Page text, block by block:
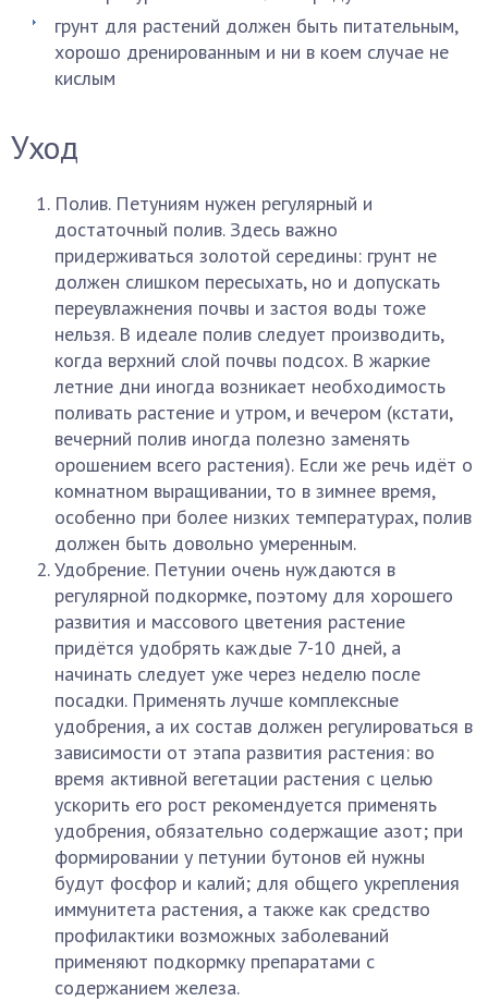
грунт для растений должен быть питательным,
хорошо дренированным и ни в коем случае не
кислым
Уход
Полив. Петуниям нужен регулярный и
достаточный полив. Здесь важно
придерживаться золотой середины: грунт не
должен слишком пересыхать, но и допускать
переувлажнения почвы и застоя воды тоже
нельзя. В идеале полив следует производить,
когда верхний слой почвы подсох. В жаркие
летние дни иногда возникает необходимость
поливать растение и утром, и вечером (кстати,
вечерний полив иногда полезно заменять
орошением всего растения). Если же речь идёт о
комнатном выращивании, то в зимнее время,
особенно при более низких температурах, полив
должен быть довольно умеренным.
Удобрение. Петунии очень нуждаются в
регулярной подкормке, поэтому для хорошего
развития и массового цветения растение
придётся удобрять каждые 7-10 дней, а
начинать следует уже через неделю после
посадки. Применять лучше комплексные
удобрения, а их состав должен регулироваться в
зависимости от этапа развития растения: во
время активной вегетации растения с целью
ускорить его рост рекомендуется применять
удобрения, обязательно содержащие азот; при
формировании у петунии бутонов ей нужны
будут фосфор и калий; для общего укрепления
иммунитета растения, а также как средство
профилактики возможных заболеваний
применяют подкормку препаратами с
содержанием железа.